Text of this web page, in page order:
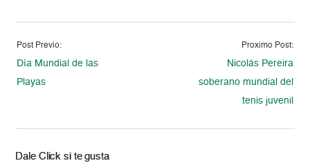
Post Previo:
Día Mundial de las
Playas
Proximo Post:
Nicolás Pereira
soberano mundial del
tenis juvenil
Dale Click si te gusta